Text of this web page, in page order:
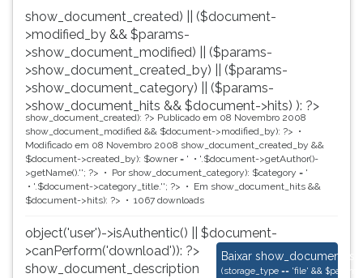
show_document_created) || ($document-
>modified_by && $params-
>show_document_modified) || ($params-
>show_document_created_by) || ($params-
>show_document_category) || ($params-
>show_document_hits && $document->hits) ): ?>
show_document_created): ?> Publicado em 08 Novembro 2008
show_document_modified && $document->modified_by): ?>
Modificado em 08 Novembro 2008 show_document_created_by &&
$document->created_by): $owner = '
'.$document->getAuthor()-
>getName().''; ?> Por show_document_category): $category = '
'.$document->category_title.''; ?> Em show_document_hits &&
$document->hits): ?>
1067 downloads
object('user')->isAuthentic() || $document-
>canPerform('download')): ?>
Baixar Eca de Queiros - O
(storage_type == 'file' &&
show_document_description